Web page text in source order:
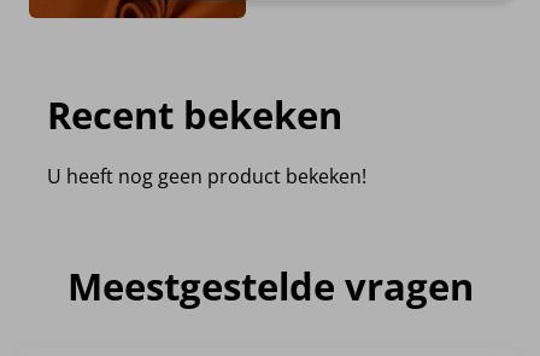
Recent bekeken
U heeft nog geen product bekeken!
Meestgestelde vragen